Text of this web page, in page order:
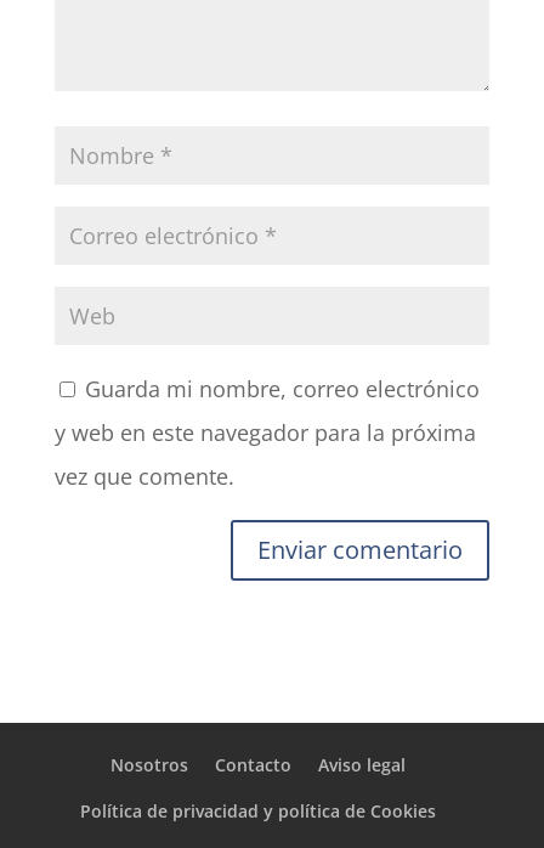
Guarda mi nombre, correo electrónico
y web en este navegador para la próxima
vez que comente.
Nosotros Contacto
Aviso legal
Política de privacidad y política de Cookies